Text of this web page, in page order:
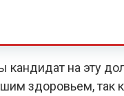
на эту
здоровьем, так